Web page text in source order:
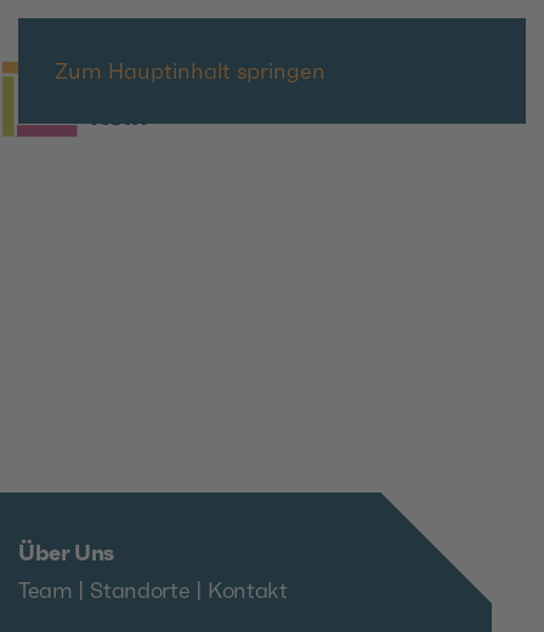
Zum Hauptinhalt springen
Über Uns
Team | Standorte | Kontakt